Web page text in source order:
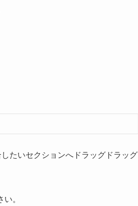
たいセクションへドラッグドラッグ
。